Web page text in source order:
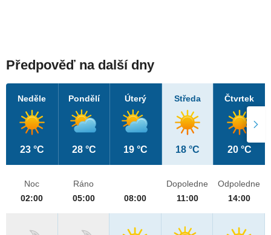
Předpověď na další dny
Neděle
23 °C
Pondělí
28 °C
Úterý
19 °C
Středa
18 °C
Čtvrtek
20 °C
Noc
02:00
Ráno
05:00
08:00
Dopoledne
11:00
Odpoledne
14:00